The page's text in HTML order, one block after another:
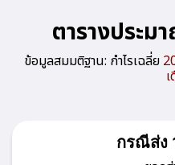
ตารางประ
ข้อมูลสมมติฐาน: กำไรเฉลี่ย
กรณีส่ง